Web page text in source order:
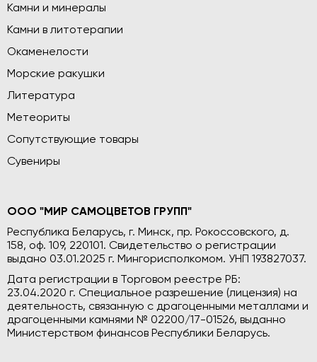
Камни и минералы
Камни в литотерапии
Окаменелости
Морские ракушки
Литература
Метеориты
Сопутствующие товары
Сувениры
ООО "МИР САМОЦВЕТОВ ГРУПП"
Республика Беларусь, г. Минск, пр. Рокоссовского, д.
158, оф. 109, 220101. Свидетельство о регистрации
выдано 03.01.2025 г. Мингорисполкомом. УНП 193827037.
Дата регистрации в Торговом реестре РБ:
23.04.2020 г. Специальное разрешение (лицензия) на
деятельность, связанную с драгоценными металлами и
драгоценными камнями № 02200/17-01526, выданно
Министерством финансов Республики Беларусь.